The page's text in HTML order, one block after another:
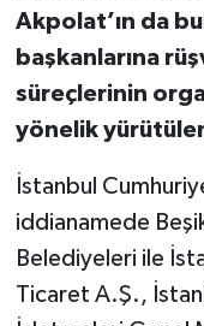
Akpolat’ın da
başkanlarına
süreçlerinin
yönelik
İstanbul
iddianamede
Belediyeleri ile
Ticaret A.Ş.,